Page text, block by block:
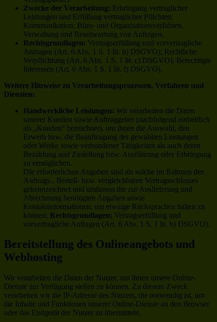
Zwecke der Verarbeitung: Erbringung vertraglicher
Leistungen und Erfüllung vertraglicher Pflichten;
Kommunikation; Büro- und Organisationsverfahren.
Verwaltung und Beantwortung von Anfragen.
Rechtsgrundlagen: Vertragserfüllung und vorvertragliche
Anfragen (Art. 6 Abs. 1 S. 1 lit. b) DSGVO); Rechtliche
Verpflichtung (Art. 6 Abs. 1 S. 1 lit. c) DSGVO). Berechtigte
Interessen (Art. 6 Abs. 1 S. 1 lit. f) DSGVO).
Weitere Hinweise zu Verarbeitungsprozessen, Verfahren und
Diensten:
Handwerkliche Leistungen: Wir verarbeiten die Daten
unserer Kunden sowie Auftraggeber (nachfolgend einheitlich
als „Kunden“ bezeichnet), um ihnen die Auswahl, den
Erwerb bzw. die Beauftragung der gewählten Leistungen
oder Werke sowie verbundener Tätigkeiten als auch deren
Bezahlung und Zustellung bzw. Ausführung oder Erbringung
zu ermöglichen.
Die erforderlichen Angaben sind als solche im Rahmen des
Auftrags-, Bestell- bzw. vergleichbaren Vertragsschlusses
gekennzeichnet und umfassen die zur Auslieferung und
Abrechnung benötigten Angaben sowie
Kontaktinformationen, um etwaige Rücksprachen halten zu
können; Rechtsgrundlagen: Vertragserfüllung und
vorvertragliche Anfragen (Art. 6 Abs. 1 S. 1 lit. b) DSGVO).
Bereitstellung des Onlineangebots und
Webhosting
Wir verarbeiten die Daten der Nutzer, um ihnen unsere Online-
Dienste zur Verfügung stellen zu können. Zu diesem Zweck
verarbeiten wir die IP-Adresse des Nutzers, die notwendig ist, um
die Inhalte und Funktionen unserer Online-Dienste an den Browser
oder das Endgerät der Nutzer zu übermitteln.